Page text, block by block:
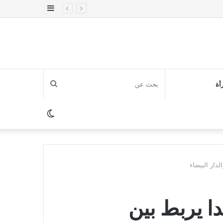
إضافة
بحث
عنالوضع
المظلم
البيضاء
يربط بين